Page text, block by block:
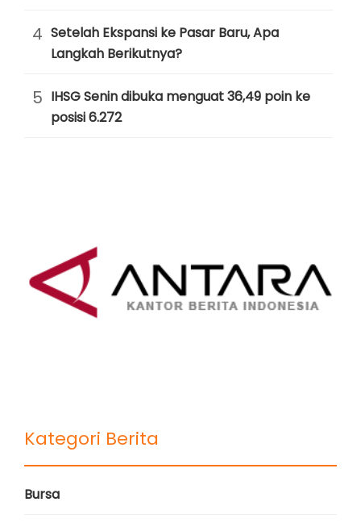
4 Setelah Ekspansi ke Pasar Baru, Apa
Langkah Berikutnya?
5 IHSG Senin dibuka menguat 36,49 poin ke
posisi 6.272
Kategori Berita
Bursa